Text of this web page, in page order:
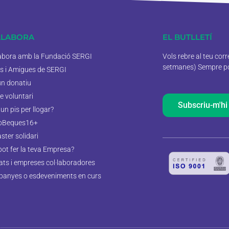
amb la Fundació SERGI
i Amigues de SERGI
donatiu
voluntari
pis per llogar?
solidari
fer la teva Empresa?
i empreses col·laboradores
o esdeveniments en curs
EL BUTLLETÍ
Vols rebre al teu
setmanes) Sempre
Subscriu-m'hi